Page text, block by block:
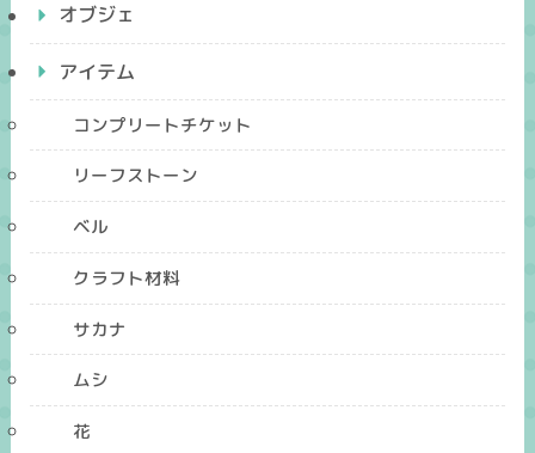
オブジェ
アイテム
コンプリートチケット
リーフストーン
ベル
クラフト材料
サカナ
ムシ
花